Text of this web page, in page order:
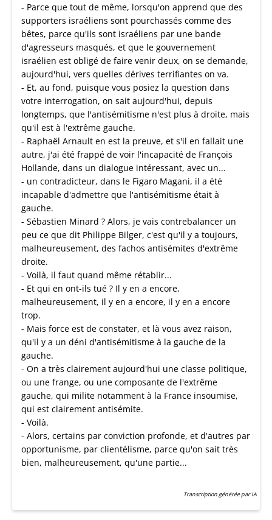
- Parce que tout de même, lorsqu'on apprend que des
supporters israéliens sont pourchassés comme des
bêtes, parce qu'ils sont israéliens par une bande
d'agresseurs masqués, et que le gouvernement
israélien est obligé de faire venir deux, on se demande,
aujourd'hui, vers quelles dérives terrifiantes on va.
- Et, au fond, puisque vous posiez la question dans
votre interrogation, on sait aujourd'hui, depuis
longtemps, que l'antisémitisme n'est plus à droite, mais
qu'il est à l'extrême gauche.
- Raphaël Arnault en est la preuve, et s'il en fallait une
autre, j'ai été frappé de voir l'incapacité de François
Hollande, dans un dialogue intéressant, avec un...
- un contradicteur, dans le Figaro Magani, il a été
incapable d'admettre que l'antisémitisme était à
gauche.
- Sébastien Minard ? Alors, je vais contrebalancer un
peu ce que dit Philippe Bilger, c'est qu'il y a toujours,
malheureusement, des fachos antisémites d'extrême
droite.
- Voilà, il faut quand même rétablir...
- Et qui en ont-ils tué ? Il y en a encore,
malheureusement, il y en a encore, il y en a encore
trop.
- Mais force est de constater, et là vous avez raison,
qu'il y a un déni d'antisémitisme à la gauche de la
gauche.
- On a très clairement aujourd'hui une classe politique,
ou une frange, ou une composante de l'extrême
gauche, qui milite notamment à la France insoumise,
qui est clairement antisémite.
- Voilà.
- Alors, certains par conviction profonde, et d'autres par
opportunisme, par clientélisme, parce qu'on sait très
bien, malheureusement, qu'une partie...
Transcription générée par IA